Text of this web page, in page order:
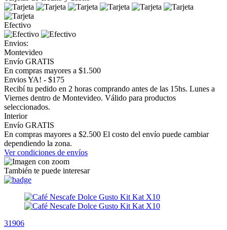
Efectivo
Envios:
Montevideo
Envío GRATIS
En compras mayores a $1.500
Envios YA! - $175
Recibí tu pedido en 2 horas comprando antes de las 15hs. Lunes a
Viernes dentro de Montevideo. Válido para productos
seleccionados.
Interior
Envío GRATIS
En compras mayores a $2.500 El costo del envío puede cambiar
dependiendo la zona.
Ver condiciones de envíos
También te puede interesar
31906